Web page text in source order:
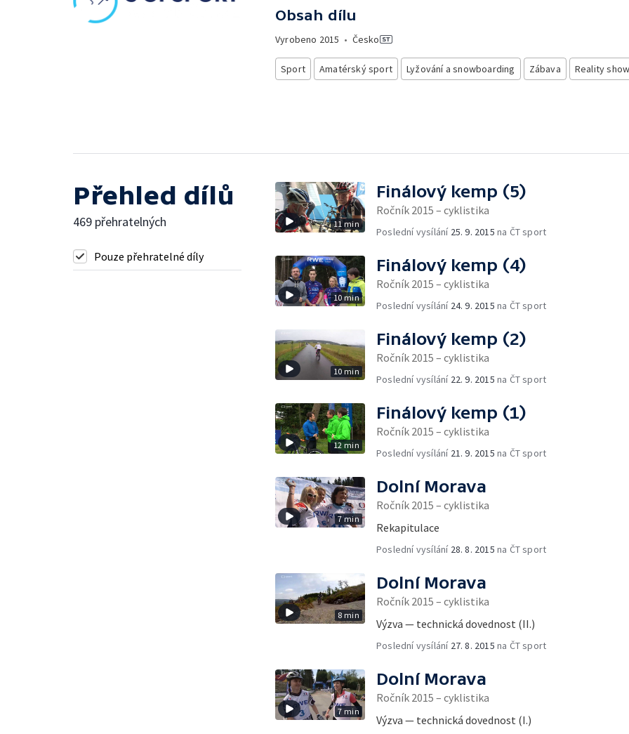
Obsah dílu
Vyrobeno 2015 • Česko
Sport Amatérský sport Lyžování a snowboarding Zábava Reality
Přehled dílů
469 přehratelných
Pouze přehratelné díly
11 min
Finálový kemp (5)
Ročník 2015 – cyklistika
Poslední vysílání 25. 9. 2015 na ČT sport
10 min
Finálový kemp (4)
Ročník 2015 – cyklistika
Poslední vysílání 24. 9. 2015 na ČT sport
10 min
Finálový kemp (2)
Ročník 2015 – cyklistika
Poslední vysílání 22. 9. 2015 na ČT sport
12 min
Finálový kemp (1)
Ročník 2015 – cyklistika
Poslední vysílání 21. 9. 2015 na ČT sport
7 min
Dolní Morava
Ročník 2015 – cyklistika
Rekapitulace
Poslední vysílání 28. 8. 2015 na ČT sport
8 min
Dolní Morava
Ročník 2015 – cyklistika
Výzva — technická dovednost (II.)
Poslední vysílání 27. 8. 2015 na ČT sport
7 min
Dolní Morava
Ročník 2015 – cyklistika
Výzva — technická dovednost (I.)